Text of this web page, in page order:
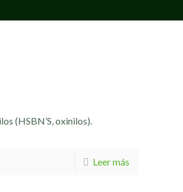
(HSBN’S, oxinilos).
Leer más